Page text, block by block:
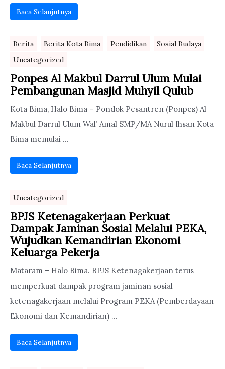
Baca Selanjutnya
Berita Berita Kota Bima Pendidikan
Sosial Budaya
Uncategorized
Ponpes Al Makbul Darrul Ulum Mulai
Pembangunan Masjid Muhyil Qulub
Kota Bima, Halo Bima – Pondok Pesantren (Ponpes) Al
Makbul Darrul Ulum Wal’ Amal SMP/MA Nurul Ihsan Kota
Bima memulai ...
Baca Selanjutnya
Uncategorized
BPJS Ketenagakerjaan Perkuat
Dampak Jaminan Sosial Melalui PEKA,
Wujudkan Kemandirian Ekonomi
Keluarga Pekerja
Mataram – Halo Bima. BPJS Ketenagakerjaan terus
memperkuat dampak program jaminan sosial
ketenagakerjaan melalui Program PEKA (Pemberdayaan
Ekonomi dan Kemandirian) ...
Baca Selanjutnya